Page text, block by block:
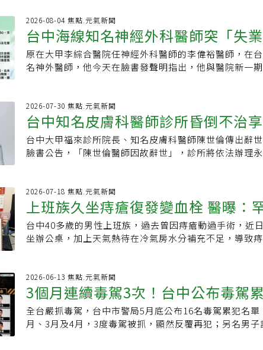
2026-08-04 焦點.元氣新聞
台中海線知名神經外科醫師突「失
都發出聲明
原在大甲李綜合醫院任神經外科醫師的李偉裕醫師，在
名神外醫師，他今天在臉書發聲明指出，他與醫院新一
任條件未能取得一致，最終未能完成續聘程序，對於這樣
也尊重彼此最終的決定。許多李偉裕醫師的患者和家屬
李偉裕離開醫院是大家的損失；他的兒子也是神經外科
爸爸突然失業了」，他父親是神經外科醫師，在同一家
做到白頭，海線很多人認識他，可是今天他突然失業了。
門診突然被取消」及「已排定之手術遭到暫停」等情況，
切的歉意，並在此親自說明事實經過，關於新一期的聘
於7月中就內容達成共識，唯院方遲未完成簽署程序。雖
但院方又修改要求，無法達成共識，院方立刻取消李醫
近日因該院李醫師聘任事宜，引發社會各界及病友關心，
次事件造成病友就醫安排受到影響，及社會各界的不安
外界所關心之聘任協商過程，醫院必須鄭重說明，院方
續與李醫師進行多次溝通與協商。雙方就聘任條件及合
討論，期間亦多次交換意見，希望能尋求彼此都能接受
2026-07-30 焦點.元氣新聞
台中知名皮膚科醫師診所昏倒不治
患者震驚「失去一名好醫師」
台中大甲福來診所院長、知名皮膚科醫師陳世倫傳出辭
臉書公告，「陳世倫醫師因故辭世」，診所將依法辦理
師，因故辭世，感謝他長年致力於皮膚專科及醫學美容醫
估，並尊重醫師生前心願及整體考量後，診所將依法辦
專心處理治喪事宜。陳世倫是知名皮膚科及醫學美容領
綜合醫院皮膚科主任，後來在大甲開業，成立福來診所
肯定；他昨天離世，許多患者看到診所臉書公告後很震驚
2026-07-18 焦點.元氣新聞
上班族久坐痔瘡復發變血栓 醫曝：
立難安還大出血
台中40多歲的男性上班族，過去曾因痔瘡動過手術，近
坐辦公桌，加上天氣熱待在冷氣房水分補充不足，導致
診在李綜合醫院表示，近來門診患者多以痔瘡求診為主，
當長的時間才勉強就診，其共同點皆為「肛門出血」。
上班族，就醫時表情痛苦萬分，自述肛門劇痛難耐且頻
嚴重的血栓痔瘡。曾禹康指出，「血栓痔瘡這麼嚴重，
該患者屬於急性發作，痔瘡腫脹得非常大顆，導致肛門口
2026-06-13 焦點.元氣新聞
3個月連續毒駕3次！台中公布毒駕
高、屢屢再犯
全台嚴抓毒駕，台中市警局5月底公布16名毒駕累犯名
月、3月及4月，3度毒駕被抓，顯然反覆再犯；另名男子